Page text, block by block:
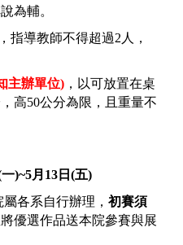
為輔。
指導教師不得超過2 人，
主辦單位) ，以可放置在桌
高50公分為限，且重量不
)~5月13日(五)
各系自行辦理， 初賽須
將優選作品送本院參賽與展